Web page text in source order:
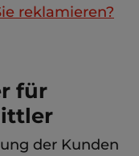
reklamieren?
für
der Kunden